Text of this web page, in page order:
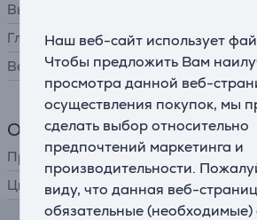
Наш веб-сайт использует
Чтобы предложить Вам
просмотра данной веб-
осуществления покупок, мы
сделать выбор относительно
предпочтений маркетинга и
производительности.
виду, что данная веб-
обязательные
Высота
Глубина
Вес
Общий параметр
Производитель
Цвет